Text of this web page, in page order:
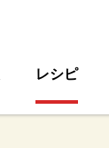
レシピ